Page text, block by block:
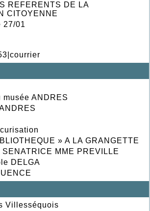
REFERENTS DE LA
CITOYENNE
27/01
musée ANDRES
» A LA GRANGETTE
MME PREVILLE
DELGA
Villesséquois